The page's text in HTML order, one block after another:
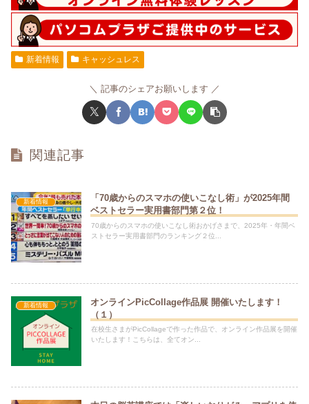
新着情報 キャッシュレス
記事のシェアお願いします
関連記事
新着情報
「70歳からのスマホの使いこなし術」が2025年間
ベストセラー実用書部門第２位！
70歳からのスマホの使いこなし術おかげさまで、2025年・年間ベ
ストセラー実用書部門のランキング２位...
新着情報
オンラインPicCollage作品展 開催いたします！
（１）
在校生さまがPicCollageで作った作品で、オンライン作品展を開催
いたします！こちらは、全てオン...